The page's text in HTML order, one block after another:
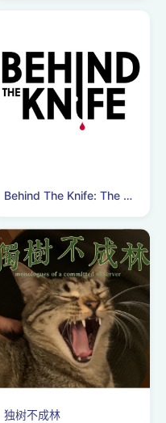
Behind The Knife: The Surgery Podcast
独树不成林